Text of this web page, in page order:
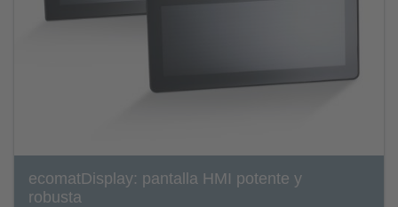
ecomatDisplay: pantalla HMI potente y
robusta